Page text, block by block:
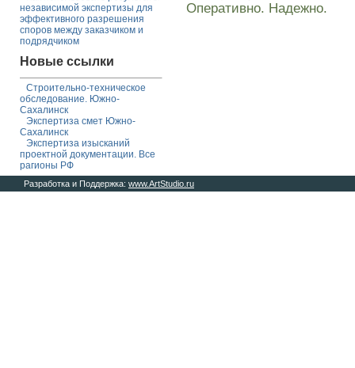
независимой экспертизы для
эффективного разрешения
споров между заказчиком и
подрядчиком
Новые ссылки
Строительно-техническое
обследование. Южно-
Сахалинск
Экспертиза смет Южно-
Сахалинск
Экспертиза изысканий
проектной документации. Все
рагионы РФ
Оперативно. Надежно.
Разработка и Поддержка: www.ArtStudio.ru